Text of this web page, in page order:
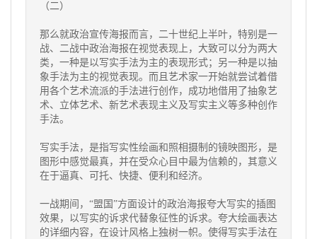
（二）
那么就政治宣传海报而言，二十世纪上半叶，特别是一
战、二战中政治海报在视觉表现上，大致可以分为两大
类，一种是以写实手法为主的表现形式；另一种是以抽
象手法为主的视觉表现。而且艺术家一开始就尝试着借
用各个艺术流派的手法进行创作，成功地借用了抽象艺
术、立体艺术、新艺术表现主义及写实主义等多种创作
手法。
写实手法，是指写实性绘画和照相摄制的镜映图形，是
图形中感觉最真，并在受众心目中最为信赖的，其意义
在于逼真、可托、快捷、便利和经济。
一战期间，“盟国”方面设计的政治海报夸大写实的插图
效果，以写实的诉求代替象征性的诉求。夸大绘画表达
的详细内容，在设计风格上独树一帜。使得写实手法在